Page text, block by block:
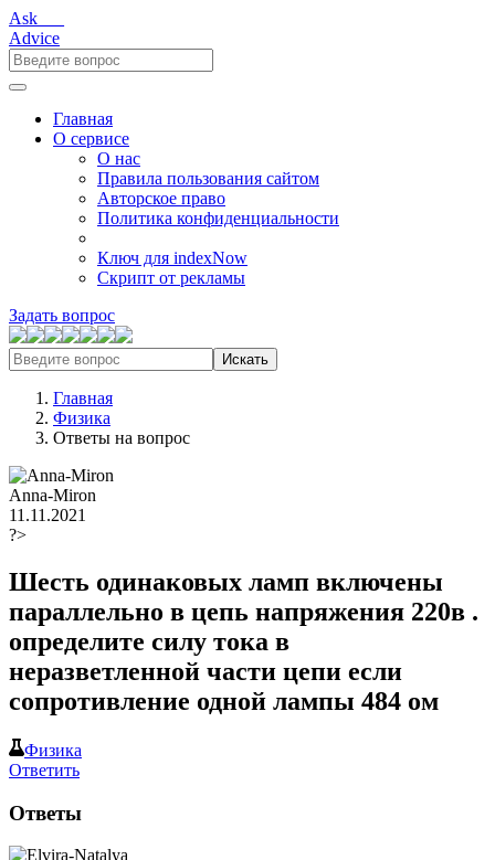
Ask___
Advice
Главная
О сервисе
О нас
Правила пользования сайтом
Авторское право
Политика конфиденциальности
Ключ для indexNow
Скрипт от рекламы
Задать вопрос
Искать
Главная
Физика
Ответы на вопрос
Anna-Miron
11.11.2021
?>
Шесть одинаковых ламп включены
параллельно в цепь напряжения 220в .
определите силу тока в
неразветленной части цепи если
сопротивление одной лампы 484 ом
Физика
Ответить
Ответы